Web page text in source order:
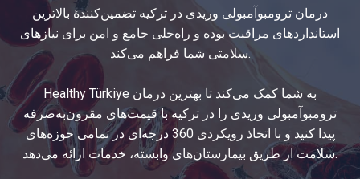
t
n
t
درمان ترومبوآمبولی وریدی در ترکیه تضمین‌کنندۀ بالاترین
استانداردهای مراقبت بوده و راه‌حلی جامع و امن برای نیازهای
سلامتی شما فراهم می‌کند.
Healthy Türkiye به شما کمک می‌کند تا بهترین درمان
ترومبوآمبولی وریدی را در ترکیه با قیمت‌های مقرون‌به‌صرفه
پیدا کنید و با اتخاذ رویکردی 360 درجه‌ای در تمامی حوزه‌های
سلامت از طریق بیمارستان‌های وابسته، خدمات ارائه می‌دهد.